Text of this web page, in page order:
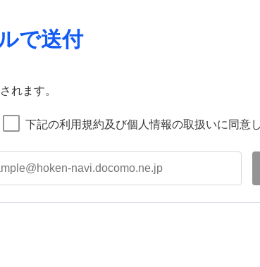
で送付
れます。
下記の利用規約及び個人情報の取扱いに同意